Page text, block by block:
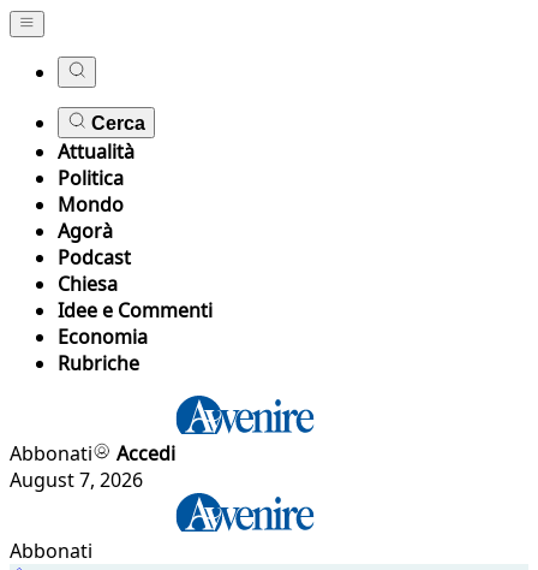
Cerca
Attualità
Politica
Mondo
Agorà
Podcast
Chiesa
Idee e Commenti
Economia
Rubriche
Abbonati
Accedi
August 7, 2026
Abbonati